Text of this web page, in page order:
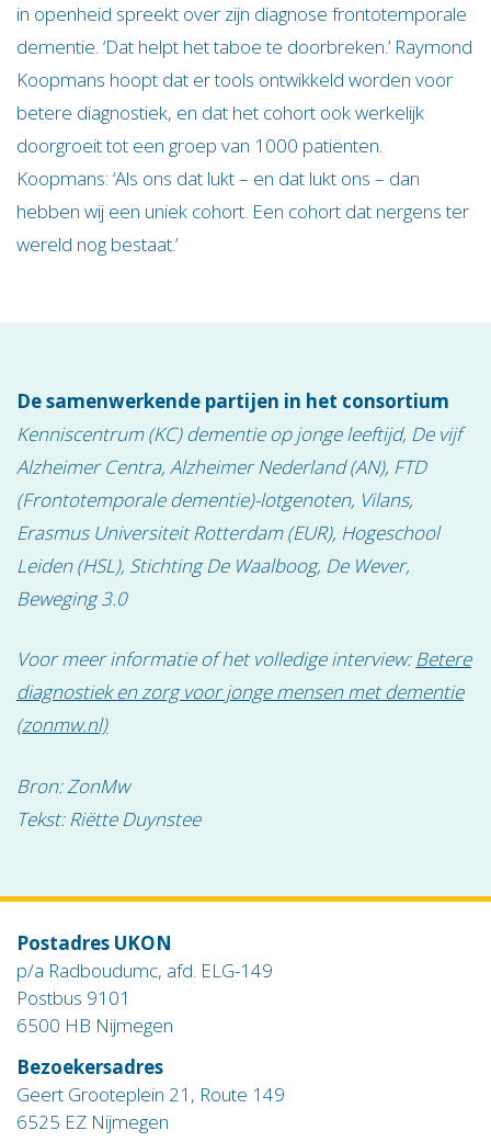
in openheid spreekt over zijn diagnose frontotemporale
dementie. ‘Dat helpt het taboe te doorbreken.’ Raymond
Koopmans hoopt dat er tools ontwikkeld worden voor
betere diagnostiek, en dat het cohort ook werkelijk
doorgroeit tot een groep van 1000 patiënten.
Koopmans: ‘Als ons dat lukt ­– en dat lukt ons – dan
hebben wij een uniek cohort. Een cohort dat nergens ter
wereld nog bestaat.’
De samenwerkende partijen in het consortium
Kenniscentrum (KC) dementie op jonge leeftijd, De vijf
Alzheimer Centra, Alzheimer Nederland (AN), FTD
(Frontotemporale dementie)-lotgenoten, Vilans,
Erasmus Universiteit Rotterdam (EUR), Hogeschool
Leiden (HSL), Stichting De Waalboog, De Wever,
Beweging 3.0
Voor meer informatie of het volledige interview:Betere
diagnostiek en zorg voor jonge mensen met dementie
(zonmw.nl)
Bron: ZonMw
Tekst: Riëtte Duynstee
Postadres UKON
p/a Radboudumc, afd. ELG-149
Postbus 9101
6500 HB Nijmegen
Bezoekersadres
Geert Grooteplein 21, Route 149
6525 EZ Nijmegen